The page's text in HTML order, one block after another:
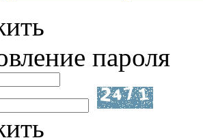
пароля